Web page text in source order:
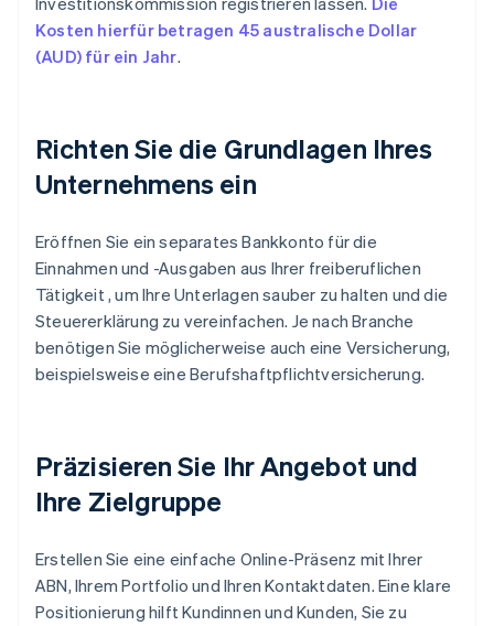
Kosten hierfür betragen 45 australische Dollar
(AUD) für ein Jahr.
Richten Sie die Grundlagen Ihres
Unternehmens ein
Eröffnen Sie ein separates Bankkonto für die
Einnahmen und -Ausgaben aus Ihrer freiberuflichen
Tätigkeit , um Ihre Unterlagen sauber zu halten und die
Steuererklärung zu vereinfachen. Je nach Branche
benötigen Sie möglicherweise auch eine Versicherung,
beispielsweise eine Berufshaftpflichtversicherung.
Präzisieren Sie Ihr Angebot und
Ihre Zielgruppe
Erstellen Sie eine einfache Online-Präsenz mit Ihrer
ABN, Ihrem Portfolio und Ihren Kontaktdaten. Eine klare
Positionierung hilft Kundinnen und Kunden, Sie zu